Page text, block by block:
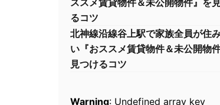
ススメ賃貸物件＆未公開物件』を
るコツ
北神線沿線谷上駅で家族全員が住
い『おススメ賃貸物件＆未公開物
見つけるコツ
Warning: Undefined array key